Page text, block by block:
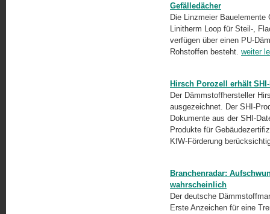
Gefälledächer
Die Linzmeier
Linitherm Loop für Steil-,
verfügen über einen PU-
Rohstoffen besteht. weiter
Hirsch Porozell erhält
Der Dämmstoffhersteller
ausgezeichnet. Der SHI-
Dokumente aus der SHI-
Produkte für
KfW-Förderung
Branchenradar:
wahrscheinlich
Der deutsche
Erste Anzeichen für eine